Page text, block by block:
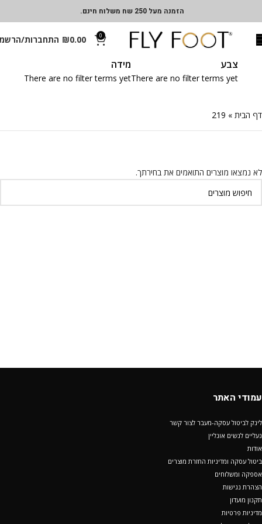
הזמנה מעל 250 שח משלוח חינם.
0
₪0.00 התחברות/
צבע
There are no filter terms yet
מידה
There are no filter terms yet
דף הבית »
219
לא נמצאו מוצרים התואמים את בחירתך.
עמודי האתר
לינק לביטול עסקה-מעבר לצור קשר
נעליים לנשים אונליין
אודות
ביטול עסקה ומדיניות החזרת מוצרים
אספקה ומשלוחים
הצהרת נגישות
תקנון מועדון
מדיניות פרטיות